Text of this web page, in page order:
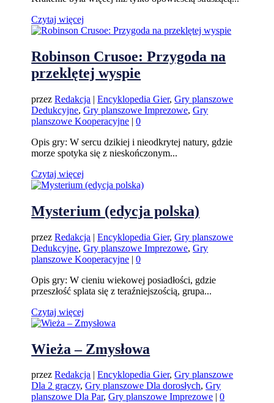
Czytaj więcej
Robinson Crusoe: Przygoda na
przeklętej wyspie
przezRedakcja |Encyklopedia Gier,Gry planszowe
Dedukcyjne,Gry planszowe Imprezowe,Gry
planszowe Kooperacyjne |0
Opis gry: W sercu dzikiej i nieodkrytej natury, gdzie
morze spotyka się z nieskończonym...
Czytaj więcej
Mysterium (edycja polska)
przezRedakcja |Encyklopedia Gier,Gry planszowe
Dedukcyjne,Gry planszowe Imprezowe,Gry
planszowe Kooperacyjne |0
Opis gry: W cieniu wiekowej posiadłości, gdzie
przeszłość splata się z teraźniejszością, grupa...
Czytaj więcej
Wieża – Zmysłowa
przezRedakcja |Encyklopedia Gier,Gry planszowe
Dla 2 graczy,Gry planszowe Dla dorosłych,Gry
planszowe Dla Par,Gry planszowe Imprezowe |0